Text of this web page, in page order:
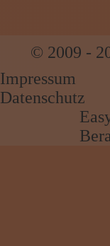
© 2009 -
Impressum
Datenschutz